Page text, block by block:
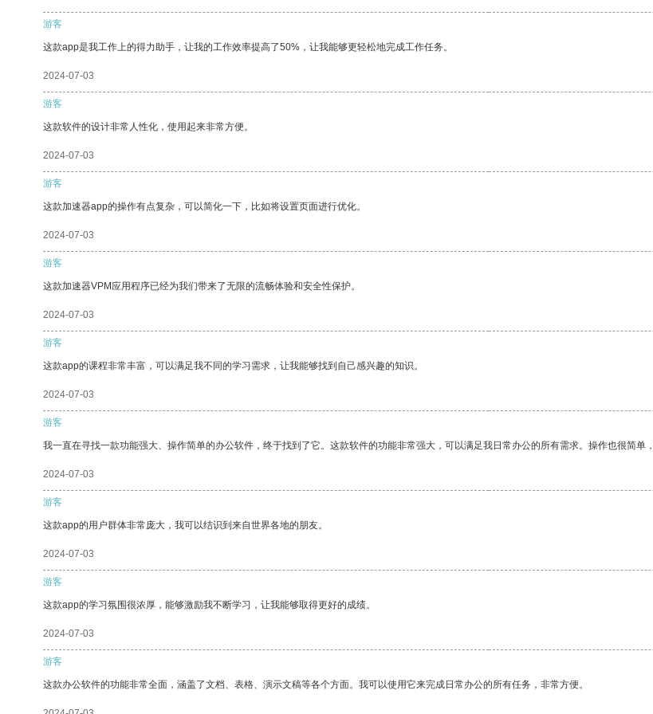
游客
这款app是我工作上的得力助手，让我的工作效率提高了50%，让我能够更轻松地完成工作任务。
2024-07-03
游客
这款软件的设计非常人性化，使用起来非常方便。
2024-07-03
游客
这款加速器app的操作有点复杂，可以简化一下，比如将设置页面进行优化。
2024-07-03
游客
这款加速器VPM应用程序已经为我们带来了无限的流畅体验和安全性保护。
2024-07-03
游客
这款app的课程非常丰富，可以满足我不同的学习需求，让我能够找到自己感兴趣的知识。
2024-07-03
游客
我一直在寻找一款功能强大、操作简单的办公软件，终于找到了它。这款软件的功能非常强大，可以满足我日常办公的所有需求。操作也很简单
2024-07-03
游客
这款app的用户群体非常庞大，我可以结识到来自世界各地的朋友。
2024-07-03
游客
这款app的学习氛围很浓厚，能够激励我不断学习，让我能够取得更好的成绩。
2024-07-03
游客
这款办公软件的功能非常全面，涵盖了文档、表格、演示文稿等各个方面。我可以使用它来完成日常办公的所有任务，非常方便。